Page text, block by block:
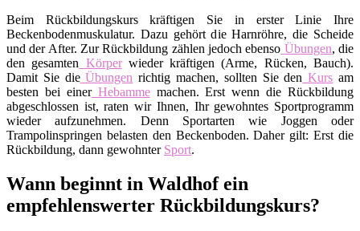
Beim Rückbildungskurs kräftigen Sie in erster Linie Ihre
Beckenbodenmuskulatur. Dazu gehört die Harnröhre, die Scheide
und der After. Zur Rückbildung zählen jedoch ebenso Übungen, die
den gesamten Körperwieder kräftigen (Arme, Rücken, Bauch).
Damit Sie dieÜbungen richtig machen, sollten Sie den Kurs am
besten bei einerHebammemachen. Erst wenn die Rückbildung
abgeschlossen ist, raten wir Ihnen, Ihr gewohntes Sportprogramm
wieder aufzunehmen. Denn Sportarten wie Joggen oder
Trampolinspringen belasten den Beckenboden. Daher gilt: Erst die
Rückbildung, dann gewohnter Sport.
Wann beginnt in Waldhof ein
empfehlenswerter Rückbildungskurs?